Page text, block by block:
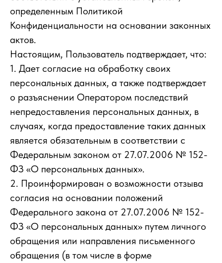
определенным Политикой
Конфиденциальности на основании законных
актов.
Настоящим, Пользователь подтверждает, что:
1. Дает согласие на обработку своих
персональных данных, а также подтверждает
о разъяснении Оператором последствий
непредоставления персональных данных, в
случаях, когда предоставление таких данных
является обязательным в соответствии с
Федеральным законом от 27.07.2006 № 152-
ФЗ «О персональных данных».
2. Проинформирован о возможности отзыва
согласия на основании положений
Федерального закона от 27.07.2006 № 152-
ФЗ «О персональных данных» путем личного
обращения или направления письменного
обращения (в том числе в форме